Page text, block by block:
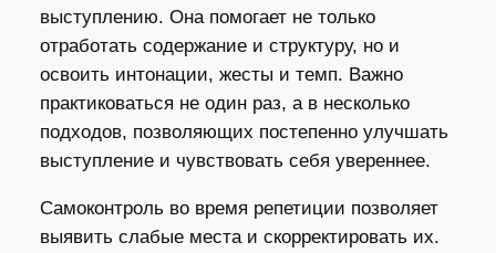
выступлению. Она помогает не только
отработать содержание и структуру, но и
освоить интонации, жесты и темп. Важно
практиковаться не один раз, а в несколько
подходов, позволяющих постепенно улучшать
выступление и чувствовать себя увереннее.
Самоконтроль во время репетиции позволяет
выявить слабые места и скорректировать их.